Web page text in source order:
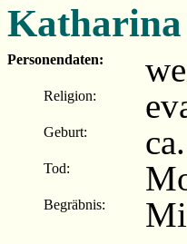
Katharina
Personendaten:
Religion:
Geburt:
Tod:
Begräbnis: